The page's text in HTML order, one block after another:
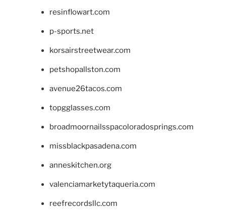
resinflowart.com
p-sports.net
korsairstreetwear.com
petshopallston.com
avenue26tacos.com
topgglasses.com
broadmoornailsspacoloradosprings.com
missblackpasadena.com
anneskitchen.org
valenciamarketytaqueria.com
reefrecordsllc.com